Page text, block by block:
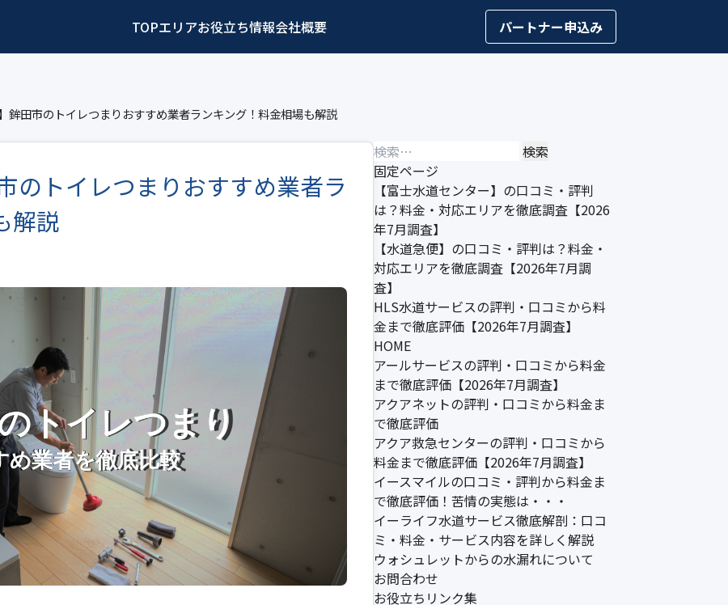
TOPエリアお役立ち情報会社概要 パートナー申込み
鉾田市のトイレつまりおすすめ業者ランキング！料金相場も解説
のトイレつまりおすすめ業者ラ
解説
検
索:
固定ページ
【富士水道センター】の口コミ・評判
は？料金・対応エリアを徹底調査【2026
年7月調査】
【水道急便】の口コミ・評判は？料金・
対応エリアを徹底調査【2026年7月調
査】
HLS水道サービスの評判・口コミから料
金まで徹底評価【2026年7月調査】
HOME
アールサービスの評判・口コミから料金
まで徹底評価【2026年7月調査】
アクアネットの評判・口コミから料金ま
で徹底評価
アクア救急センターの評判・口コミから
料金まで徹底評価【2026年7月調査】
イースマイルの口コミ・評判から料金ま
で徹底評価！苦情の実態は・・・
イーライフ水道サービス徹底解剖：口コ
ミ・料金・サービス内容を詳しく解説
ウォシュレットからの水漏れについて
お問合わせ
お役立ちリンク集